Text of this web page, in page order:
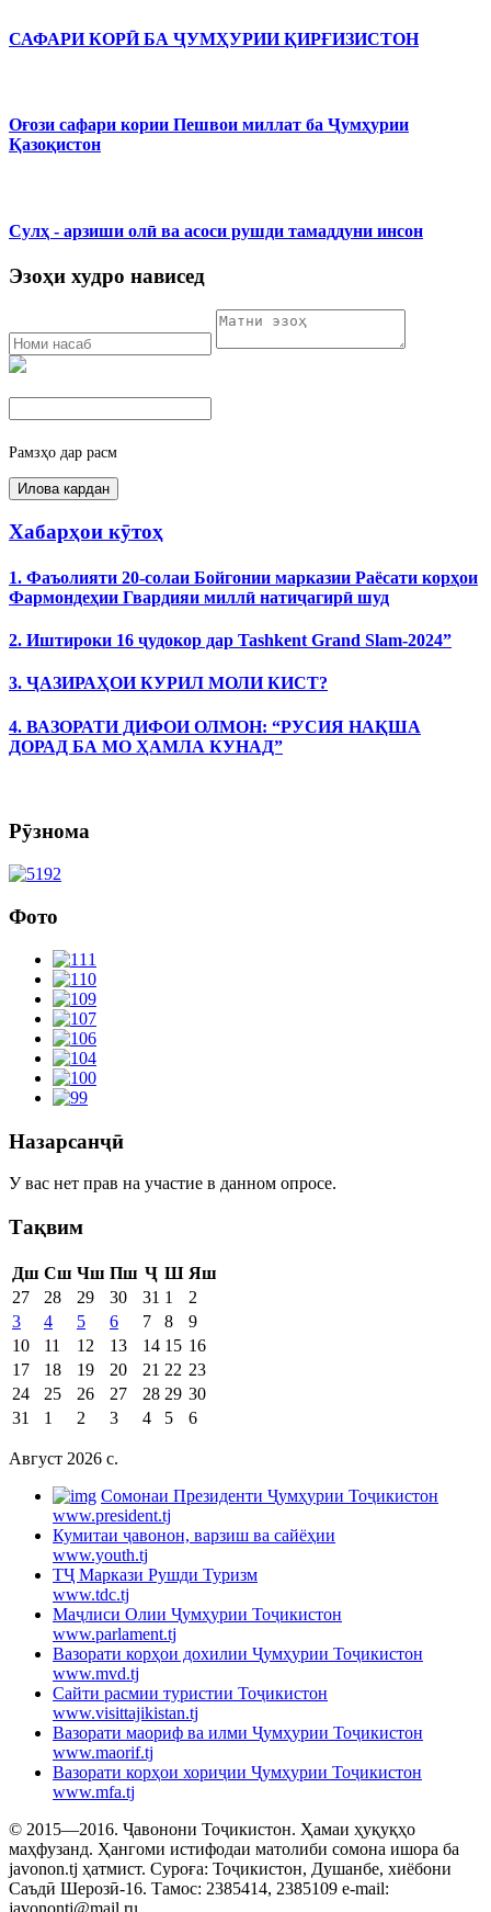
САФАРИ КОРӢ БА ҶУМҲУРИИ ҚИРҒИЗИСТОН
Оғози сафари кории Пешвои миллат ба Ҷумҳурии
Қазоқистон
Сулҳ - арзиши олӣ ва асоси рушди тамаддуни инсон
Эзоҳи худро нависед
Рамзҳо дар расм
Хабарҳои кӯтоҳ
1. Фаъолияти 20-солаи Бойгонии марказии Раёсати корҳои
Фармондеҳии Гвардияи миллӣ натиҷагирӣ шуд
2. Иштироки 16 ҷудокор дар Tashkent Grand Slam-2024”
3. ҶАЗИРАҲОИ КУРИЛ МОЛИ КИСТ?
4. ВАЗОРАТИ ДИФОИ ОЛМОН: “РУСИЯ НАҚША
ДОРАД БА МО ҲАМЛА КУНАД”
Рӯзнома
Фото
Назарсанҷӣ
У вас нет прав на участие в данном опросе.
Тақвим
Дш Сш Чш Пш Ҷ Ш Яш
27
28 29 30 31 1
2
3
4 5 6 7 8
9
10
11 12 13 14 15 16
17
18 19 20 21 22 23
24
25 26 27 28 29 30
31
1 2 3 4 5 6
Август 2026 c.
Cомонаи Президенти Ҷумҳурии Тоҷикистон
www.president.tj
Кумитаи ҷавонон, варзиш ва сайёҳии
www.youth.tj
ТҶ Маркази Рушди Туризм
www.tdc.tj
Маҷлиси Олии Ҷумҳурии Тоҷикистон
www.parlament.tj
Вазорати корҳои дохилии Ҷумҳурии Тоҷикистон
www.mvd.tj
Сайти расмии туристии Тоҷикистон
www.visittajikistan.tj
Вазорати маориф ва илми Ҷумҳурии Тоҷикистон
www.maorif.tj
Вазорати корҳои хориҷии Ҷумҳурии Тоҷикистон
www.mfa.tj
© 2015—2016. Ҷавонони Тоҷикистон. Ҳамаи ҳуқуқҳо
маҳфузанд. Ҳангоми истифодаи матолиби сомона ишора ба
javonon.tj ҳатмист. Суроға: Тоҷикистон, Душанбе, хиёбони
Саъдӣ Шерозӣ-16. Тамос: 2385414, 2385109 e-mail:
javonontj@mail.ru